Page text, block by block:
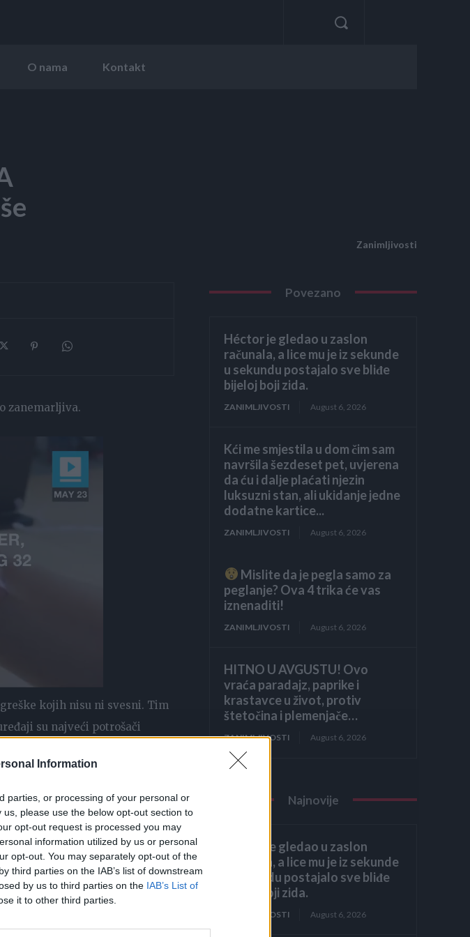
Information
parties, or processing of your personal or
please use the below opt-out section to
opt-out request is processed you may
information utilized by us or personal
opt-out. You may separately opt-out of the
third parties on the IAB’s list of downstream
by us to third parties on the IAB’s List of
it to other third parties.
O nama Kontakt
Zanimljivosti
zanemarljiva.
kojih nisu ni svesni. Tim
su najveći potrošači
koja imaju grejanja na struju.
ne mora da bude, nego
u toku dana tuširaju i prilično
on ima svoju izolaciju, ugreje
potrošnja”, objašnjava
Povezano
Héctor je gledao u zaslon
računala, a lice mu je iz sekunde
u sekundu postajalo sve bliđe
bijeloj boji zida.
ZANIMLJIVOSTI August 6, 2026
Kći me smjestila u dom čim sam
navršila šezdeset pet, uvjerena
da ću i dalje plaćati njezin
luksuzni stan, ali ukidanje jedne
dodatne kartice...
ZANIMLJIVOSTI August 6, 2026
Mislite da je pegla samo za
peglanje? Ova 4 trika će vas
iznenaditi!
ZANIMLJIVOSTI August 6, 2026
HITNO U AVGUSTU! Ovo
vraća paradajz, paprike i
krastavce u život, protiv
štetočina i plemenjače…
ZANIMLJIVOSTI August 6, 2026
Najnovije
Héctor je gledao u zaslon
računala, a lice mu je iz sekunde
u sekundu postajalo sve bliđe
bijeloj boji zida.
ZANIMLJIVOSTI August 6, 2026